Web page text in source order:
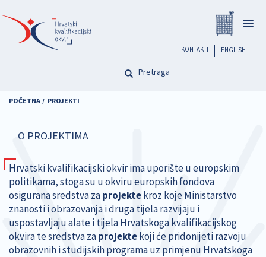
na
glavni
sadržaj
ENGLISH
header
KONTAKTI
PRETRAGA
POČETNA PROJEKTI
O PROJEKTIMA
Hrvatski kvalifikacijski okvir ima uporište u europskim
politikama, stoga su u okviru europskih fondova
osigurana sredstva zaprojektekroz koje Ministarstvo
znanosti i obrazovanja i druga tijela razvijaju i
uspostavljaju alate i tijela Hrvatskoga kvalifikacijskog
okvira te sredstva zaprojektekoji će pridonijeti razvoju
obrazovnih i studijskih programa uz primjenu Hrvatskoga